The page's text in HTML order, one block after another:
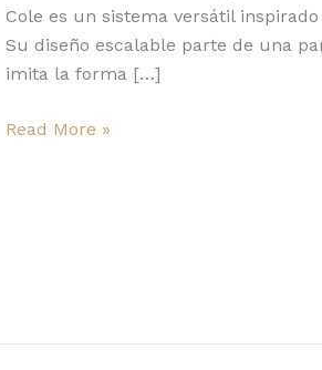
Cole es un sistema versátil
Su diseño escalable parte de una
imita la forma […]
Read More »